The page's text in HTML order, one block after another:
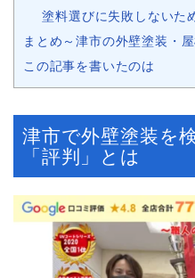
塗料選びに失敗しないた
まとめ～津市の外壁塗装・
この記事を書いたのは
津市で外壁塗装を
「評判」とは